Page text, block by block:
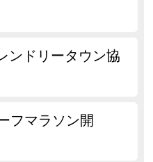
ンドリータウン協
フマラソン開